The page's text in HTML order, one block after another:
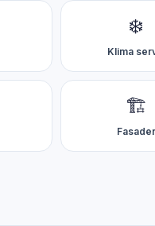
❄️
Klima
🏗️
Fasader